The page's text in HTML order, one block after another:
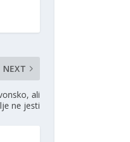
NEXT
ali
ne jesti